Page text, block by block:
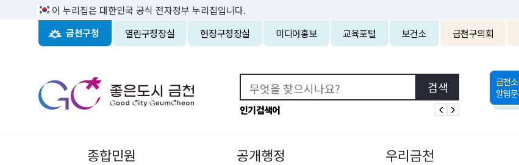
이 누리집은 대한민국 공식 전자정부 누리집입니다.
금천구청 열린구청장실 현장구청장실 미디어홍보 교육포털 보건소 금천구의회
인기검색어
금천
알림
종합민원 공개행정 우리금천